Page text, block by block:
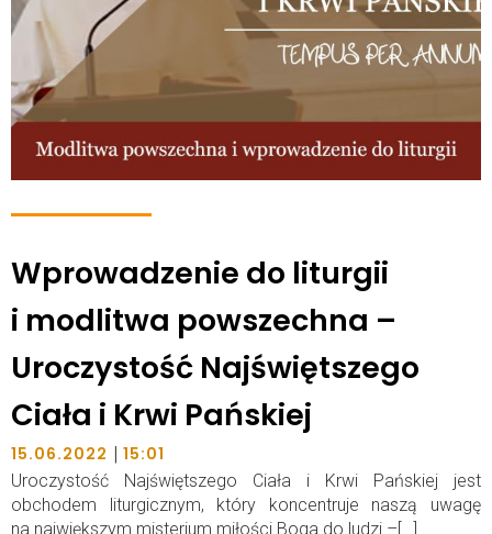
Wprowadzenie do liturgii
i modlitwa powszechna –
Uroczystość Najświętszego
Ciała i Krwi Pańskiej
15.06.2022 | 15:01
Uroczystość Najświętszego Ciała i Krwi Pańskiej jest
obchodem liturgicznym, który koncentruje naszą uwagę
na największym misterium miłości Boga do ludzi –[…]